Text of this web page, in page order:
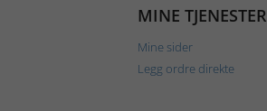
MINE TJENESTER
Mine sider
Legg ordre direkte